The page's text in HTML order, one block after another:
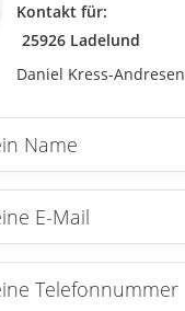
Kontakt für:
25926 Ladelund
Daniel Kress-Andresen